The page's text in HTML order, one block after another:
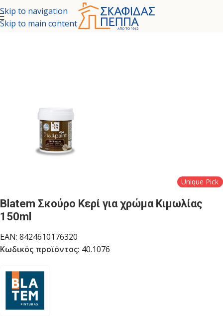
Skip to navigation
Skip to main content
- ΕΙΔΙΚΕΣ ΒΑΦΕΣ/ ΠΡΟΙΟΝΤΑ ΕΙΔΙΚΩΝ ΕΦΑΡΜΟΓΩΝ
Unique Pick
Blatem Σκούρο Κερί για χρώμα Κιμωλίας
150ml
EAN: 8424610176320
Κωδικός προϊόντος: 40.1076